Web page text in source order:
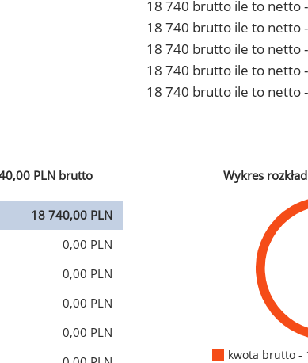
18 740 brutto ile to netto
18 740 brutto ile to netto
18 740 brutto ile to netto
18 740 brutto ile to netto
18 740 brutto ile to netto
PLN brutto
18 740,00 PLN
0,00 PLN
0,00 PLN
0,00 PLN
0,00 PLN
Wykres
kwota brutto -